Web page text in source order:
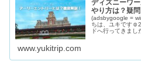
ディズニーワ
やり方は？疑
(adsbygoogle =
ちは、ユキです
ドへ行ってきまし
www.yukitrip.com